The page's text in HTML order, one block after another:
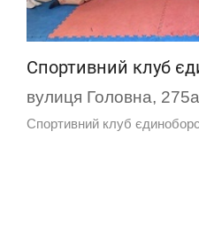
Спортивний клуб
вулиця Головна, 275а
Спортивний клуб